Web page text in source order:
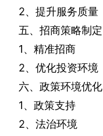
2、提升服务质量
五、招商策略制定
1、精准招商
2、优化投资环境
六、政策环境优化
1、政策支持
2、法治环境